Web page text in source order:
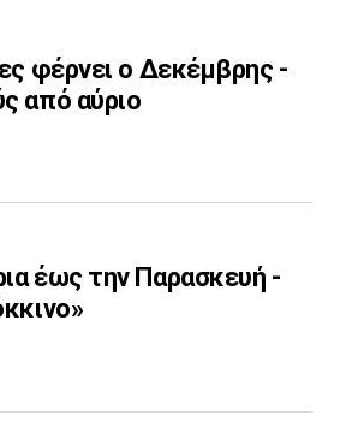
φέρνει ο Δεκέμβρης -
από αύριο
έως την Παρασκευή -